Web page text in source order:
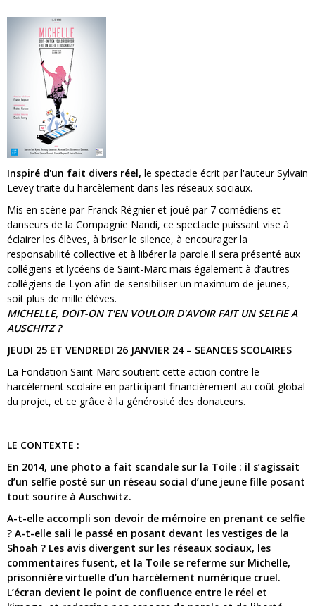
Inspiré d'un fait divers réel, le spectacle écrit par l'auteur Sylvain
Levey traite du harcèlement dans les réseaux sociaux.
Mis en scène par Franck Régnier et joué par 7 comédiens et
danseurs de la Compagnie Nandi, ce spectacle puissant vise à
éclairer les élèves, à briser le silence, à encourager la
responsabilité collective et à libérer la parole.Il sera présenté aux
collégiens et lycéens de Saint-Marc mais également à d’autres
collégiens de Lyon afin de sensibiliser un maximum de jeunes,
soit plus de mille élèves.
MICHELLE, DOIT-ON T'EN VOULOIR D'AVOIR FAIT UN SELFIE A
AUSCHITZ ?
JEUDI 25 ET VENDREDI 26 JANVIER 24 – SEANCES SCOLAIRES
La Fondation Saint-Marc soutient cette action contre le
harcèlement scolaire en participant financièrement au coût global
du projet, et ce grâce à la générosité des donateurs.
LE CONTEXTE :
En 2014, une photo a fait scandale sur la Toile : il s’agissait
d’un selfie posté sur un réseau social d’une jeune fille posant
tout sourire à Auschwitz.
A-t-elle accompli son devoir de mémoire en prenant ce selfie
? A-t-elle sali le passé en posant devant les vestiges de la
Shoah ? Les avis divergent sur les réseaux sociaux, les
commentaires fusent, et la Toile se referme sur Michelle,
prisonnière virtuelle d’un harcèlement numérique cruel.
L’écran devient le point de confluence entre le réel et